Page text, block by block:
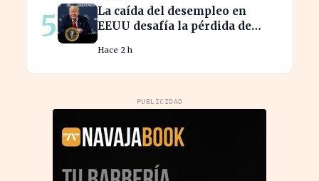
5
La caída del desempleo en
EEUU desafía la pérdida de
Hace 2 h
PUBLICIDAD